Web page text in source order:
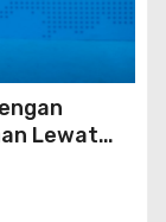
Lewat